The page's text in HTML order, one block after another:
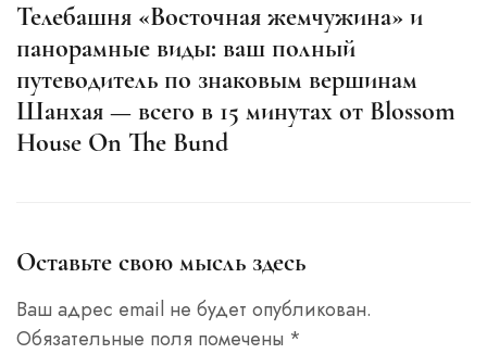
Телебашня «Восточная жемчужина» и
панорамные виды: ваш полный
путеводитель по знаковым вершинам
Шанхая — всего в 15 минутах от Blossom
House On The Bund
Оставьте свою мысль здесь
Ваш адрес email не будет опубликован.
Обязательные поля помечены *